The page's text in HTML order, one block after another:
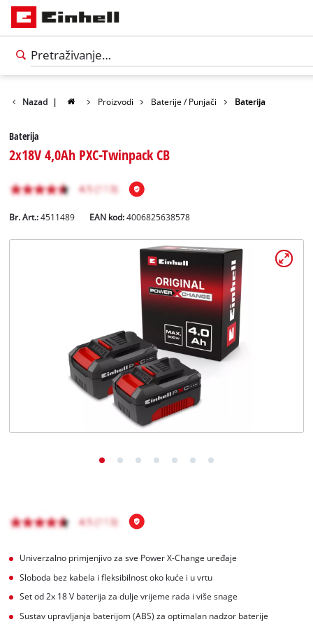
Nazad | Proizvodi Baterije / Punjači Baterija
Baterija
2x18V 4,0Ah PXC-Twinpack CB
Br. Art.: 4511489 EAN kod:4006825638578
Univerzalno primjenjivo za sve Power X-Change uređaje
Sloboda bez kabela i fleksibilnost oko kuće i u vrtu
Set od 2x 18 V baterija za dulje vrijeme rada i više snage
Sustav upravljanja baterijom (ABS) za optimalan nadzor baterije